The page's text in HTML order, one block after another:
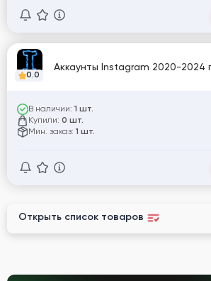
0.0
Аккаунты Instagram 2020-2024
В наличии: 1 шт.
Купили: 0 шт.
Мин. заказ: 1 шт.
Открыть список товаров